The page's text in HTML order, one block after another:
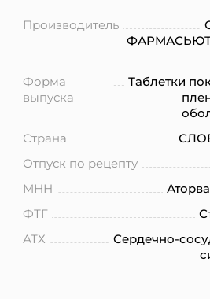
Производитель
Форма
выпуска
Таблетки
Страна
Отпуск по рецепту
МНН
ФТГ
АТХ
Сердечно-